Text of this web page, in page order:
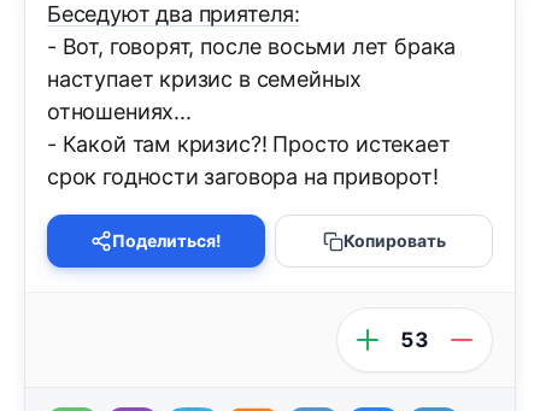
Беседуют два приятеля:
- Вот, говорят, после восьми лет брака
наступает кризис в семейных
отношениях...
- Какой там кризис?! Просто истекает
срок годности заговора на приворот!
Поделиться! Копировать
53